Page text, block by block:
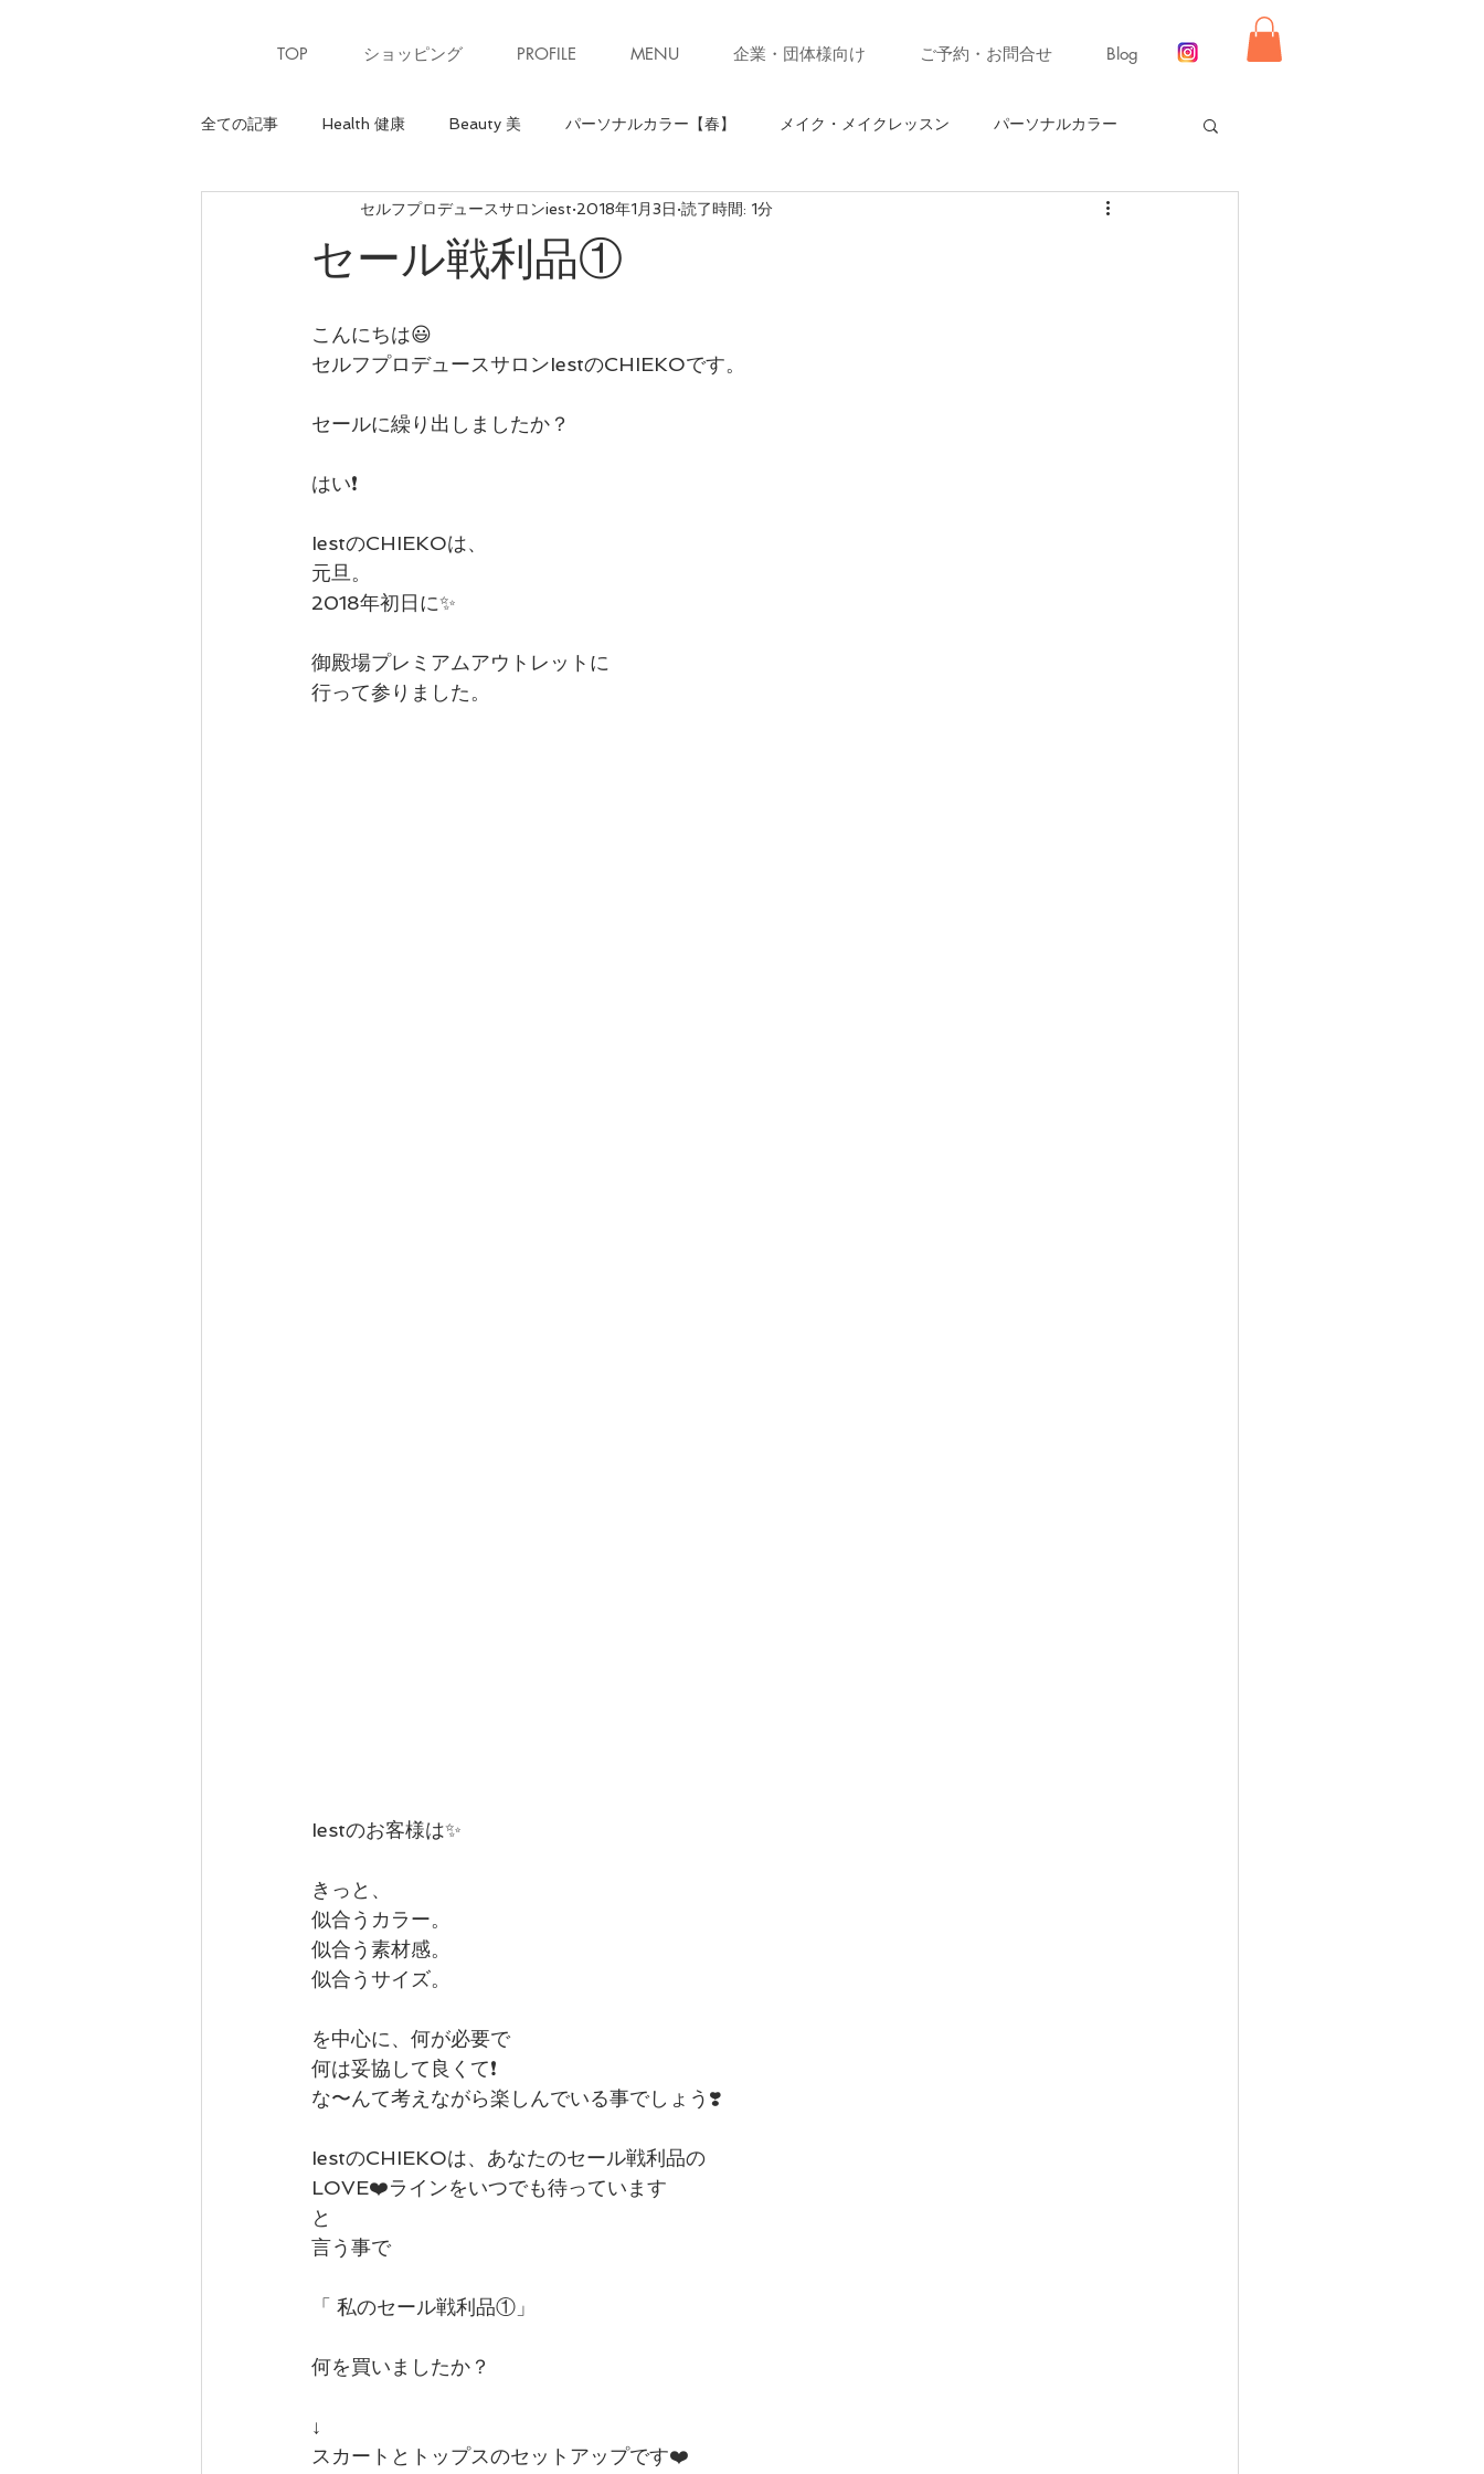
TOP ショッピング PROFILE MENU 企業・団体様向け ご予約・お問合せ Blog
全ての記事 Health 健康 Beauty 美 パーソナルカラー【春】 メイク・メイクレッスン パーソナルカラー
骨格診断【ウェーブ】 骨格診断【ストレート】 骨格診断
骨格診断【ナチュラル】
カテゴリー 1
セール戦利品①
セルフプロデュースサロンiest 2018年1月3日 読了時間: 1分
こんにちは😃
セルフプロデュースサロンIestのCHIEKOです。
セールに繰り出しましたか？
はい❗️
IestのCHIEKOは、
元旦。
2018年初日に✨
御殿場プレミアムアウトレットに
行って参りました。
Iestのお客様は✨
きっと、
似合うカラー。
似合う素材感。
似合うサイズ。
を中心に、何が必要で
何は妥協して良くて❗️
な〜んて考えながら楽しんでいる事でしょう❣️
IestのCHIEKOは、あなたのセール戦利品の
LOVE❤️ラインをいつでも待っています
と
言う事で
「 私のセール戦利品①」
何を買いましたか？
↓
スカートとトップスのセットアップです❤️